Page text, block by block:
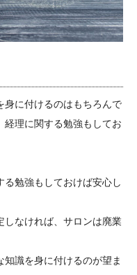
身に付けるのはもちろんで
経理に関する勉強もしてお
勉強もしておけば安心し
しなければ、サロンは廃業
識を身に付けるのが望ま